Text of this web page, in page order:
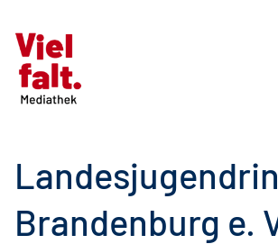
Brandenburg e.